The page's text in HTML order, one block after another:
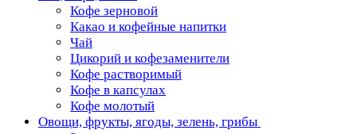
Кофе зерновой
Какао и кофейные напитки
Чай
Цикорий и кофезаменители
Кофе растворимый
Кофе в капсулах
Кофе молотый
Овощи, фрукты, ягоды, зелень, грибы